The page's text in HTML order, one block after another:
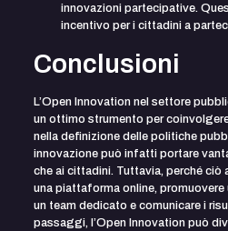
innovazioni partecipative.
incentivo per i cittadini a
Conclusioni
L’Open Innovation nel settore
un ottimo strumento per
nella definizione delle politiche
innovazione può infatti portare
che ai cittadini. Tuttavia, perché ciò
una piattaforma online,
un team dedicato e comunicare i
passaggi, l’Open Innovation può